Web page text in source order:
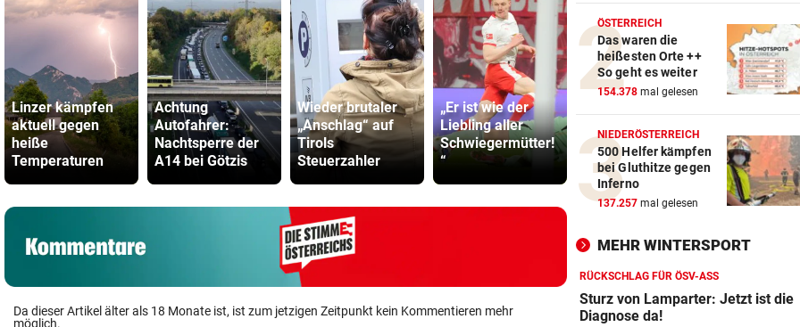
Linzer kämpfen
aktuell gegen
heiße
Temperaturen
Achtung
Autofahrer:
Nachtsperre der
A14 bei Götzis
Wieder brutaler
„Anschlag“ auf
Tirols
Steuerzahler
„Er ist wie der
Liebling aller
Schwiegermütter!
“
beweisen, dass
wir eine gute
Truppe haben“
Kanzler
hart ins
Da dieser Artikel älter als 18 Monate ist, ist zum jetzigen Zeitpunkt kein Kommentieren mehr
möglich.
ÖSTERREICH
Das waren die
heißesten Orte ++
So geht es weiter
154.378 mal gelesen
NIEDERÖSTERREICH
500 Helfer kämpfen
bei Gluthitze gegen
Inferno
137.257 mal gelesen
MEHR WINTERSPORT
RÜCKSCHLAG FÜR ÖSV-ASS
Sturz von Lamparter: Jetzt ist die
Diagnose da!